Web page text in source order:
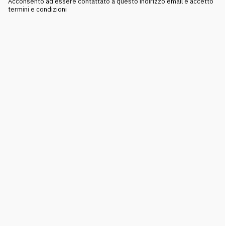
termini e condizioni